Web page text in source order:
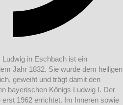
in Eschbach ist ein
Jahr 1832. Sie wurde dem heiligen
geweiht und trägt damit den
bayerischen Königs Ludwig I. Der
1962 errichtet. Im Inneren sowie